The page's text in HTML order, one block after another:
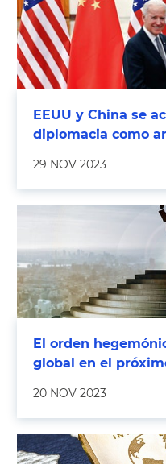
EEUU y China se
diplomacia como
29 NOV 2023
El orden
global en el
20 NOV 2023